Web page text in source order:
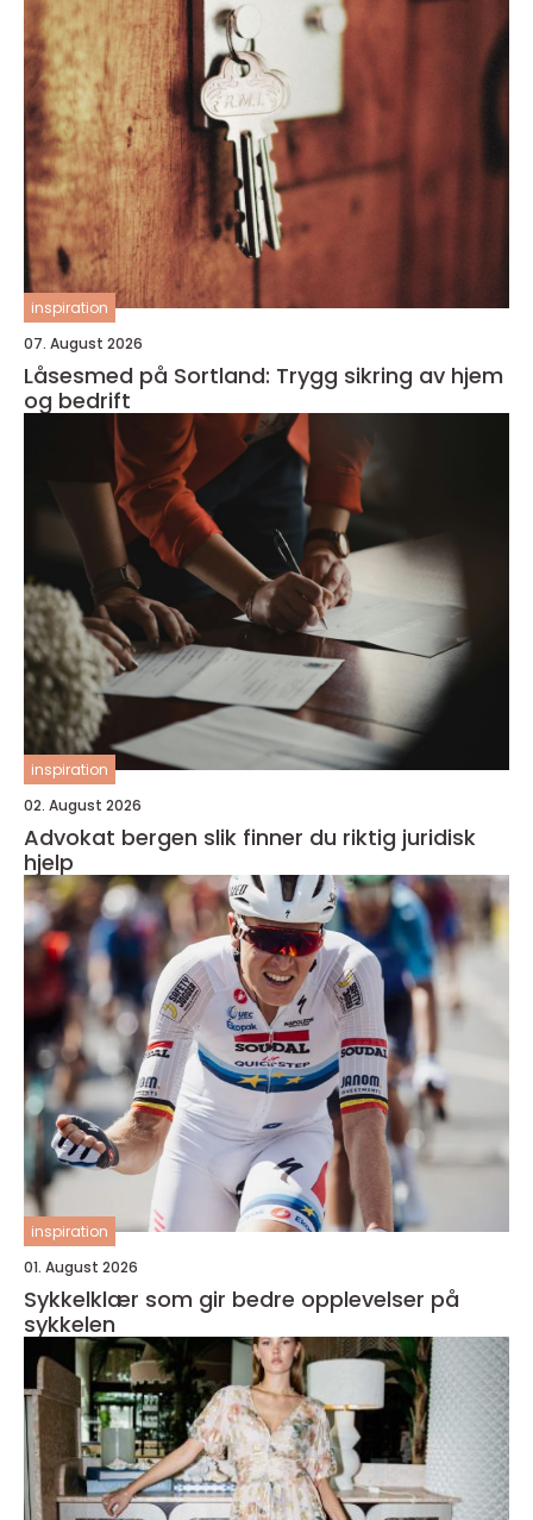
inspiration
07. August 2026
Låsesmed på Sortland: Trygg sikring av hjem
og bedrift
inspiration
02. August 2026
Advokat bergen slik finner du riktig juridisk
hjelp
inspiration
01. August 2026
Sykkelklær som gir bedre opplevelser på
sykkelen